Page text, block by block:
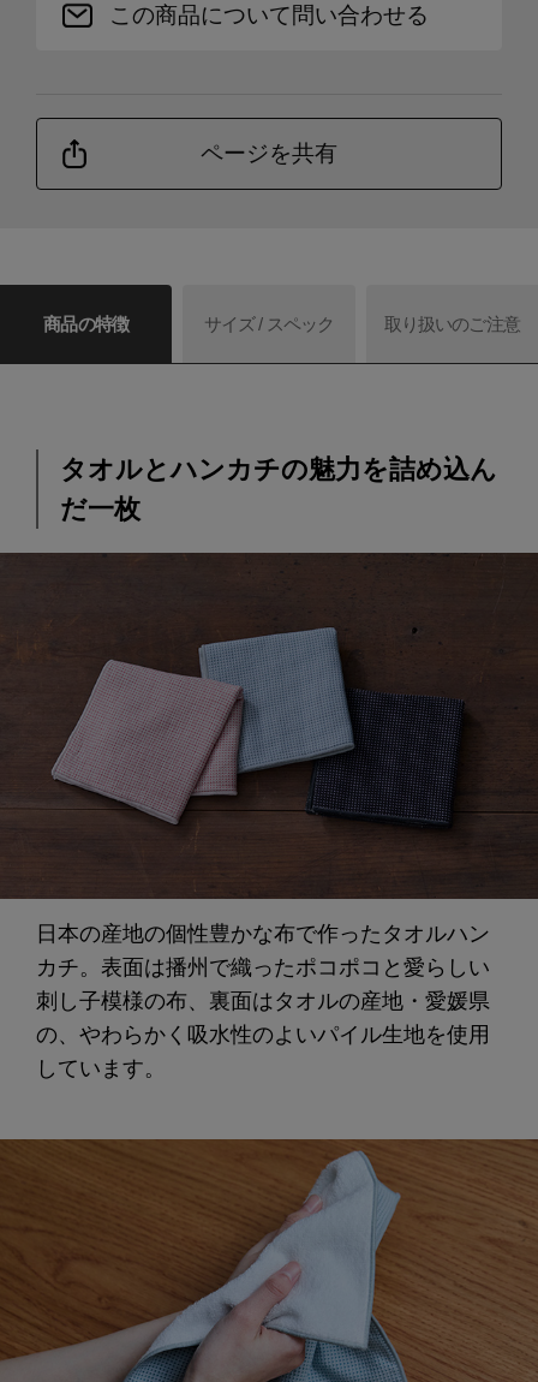
この商品について問い合わせる
ページを共有
商品の特徴 サイズ / スペック 取り扱いのご注意
タオルとハンカチの魅力を詰め込ん
だ一枚
日本の産地の個性豊かな布で作ったタオルハン
カチ。表面は播州で織ったポコポコと愛らしい
刺し子模様の布、裏面はタオルの産地・愛媛県
の、やわらかく吸水性のよいパイル生地を使用
しています。